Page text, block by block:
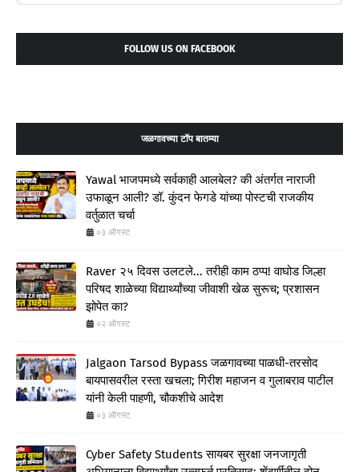
FOLLOW US ON FACEBOOK
जळगावच्या टॉप बातम्या
Yawal भाजपमध्ये सर्वकाही आलबेल? की अंतर्गत नाराजी
उफाळून आली? डॉ. कुंदन फेगडे यांच्या पोस्टची राजकीय
वर्तुळात चर्चा
०३ ऑगस्ट
Raver २५ दिवस उलटले... तरीही काम ठप्प! वाघोड जिल्हा
परिषद शाळेच्या विद्यार्थ्यांच्या जीवाशी खेळ सुरूच; प्रशासन
झोपेत का?
०२ ऑगस्ट
Jalgaon Tarsod Bypass जळगावच्या पाळधी-तरसोद
बायपासवरील रस्ता खचला; गिरीश महाजन व गुलाबराव पाटील
यांनी केली पाहणी, चौकशीचे आदेश
०३ ऑगस्ट
Cyber Safety Students सायबर सुरक्षा जनजागृती